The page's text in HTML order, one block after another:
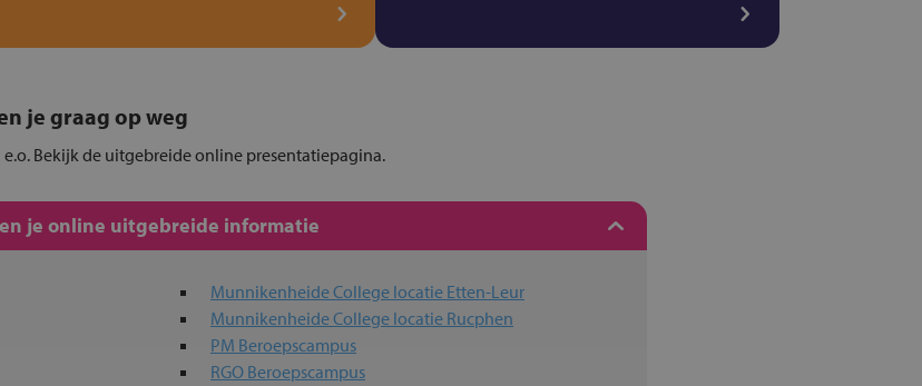
je graag op weg
Bekijk de uitgebreide online presentatiepagina.
je online uitgebreide informatie
Munnikenheide College locatie Etten-Leur
Munnikenheide College locatie Rucphen
PM Beroepscampus
RGO Beroepscampus